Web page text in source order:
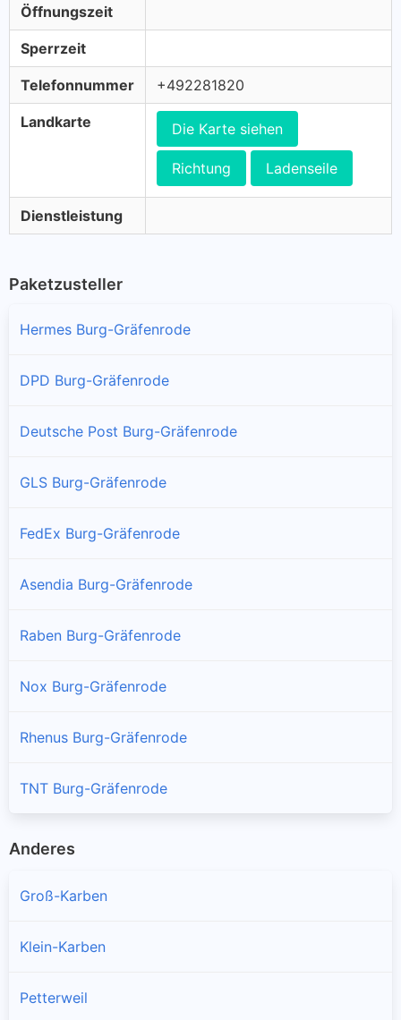
Öffnungszeit
Sperrzeit
Telefonnummer +492281820
Landkarte Die Karte siehen
Richtung Ladenseile
Dienstleistung
Paketzusteller
Hermes Burg-Gräfenrode
DPD Burg-Gräfenrode
Deutsche Post Burg-Gräfenrode
GLS Burg-Gräfenrode
FedEx Burg-Gräfenrode
Asendia Burg-Gräfenrode
Raben Burg-Gräfenrode
Nox Burg-Gräfenrode
Rhenus Burg-Gräfenrode
TNT Burg-Gräfenrode
Anderes
Groß-Karben
Klein-Karben
Petterweil